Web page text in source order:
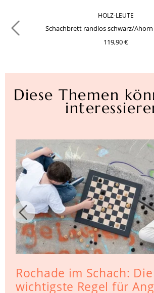
HOLZ-LEUTE
Schachbrett randlos schwarz/Ahorn
119,90 €
Diese Themen
Rochade im Schach: Die
wichtigste Regel für